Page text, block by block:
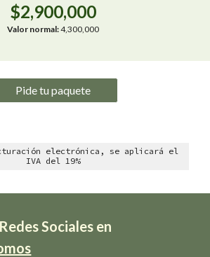
$2,900,000
Valor normal:4,300,000
Pide tu paquete
electrónica, se aplicará el
IVA del 19%
Sociales en